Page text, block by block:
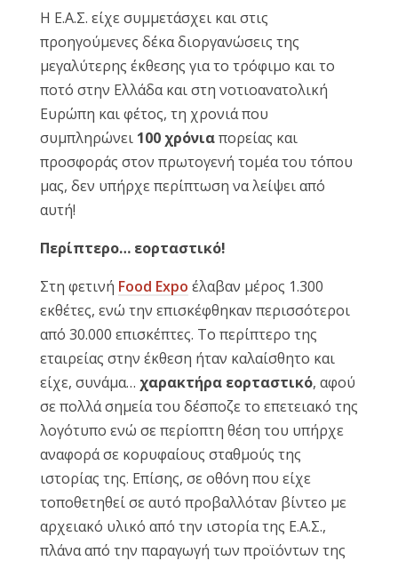
font_download
Επισήμανση συνδέσμων
Reset
all
options
cached
Η Ε.Α.Σ. είχε συμμετάσχει και στις
προηγούμενες δέκα διοργανώσεις της
μεγαλύτερης έκθεσης για το τρόφιμο και το
ποτό στην Ελλάδα και στη νοτιοανατολική
Ευρώπη και φέτος, τη χρονιά που
συμπληρώνει 100 χρόνιαπορείας και
προσφοράς στον πρωτογενή τομέα του τόπου
μας, δεν υπήρχε περίπτωση να λείψει από
αυτή!
Περίπτερο… εορταστικό!
Στη φετινή Food Expo έλαβαν μέρος 1.300
εκθέτες, ενώ την επισκέφθηκαν περισσότεροι
από 30.000 επισκέπτες. Το περίπτερο της
εταιρείας στην έκθεση ήταν καλαίσθητο και
είχε, συνάμα… χαρακτήρα εορταστικό, αφού
σε πολλά σημεία του δέσποζε το επετειακό της
λογότυπο ενώ σε περίοπτη θέση του υπήρχε
αναφορά σε κορυφαίους σταθμούς της
ιστορίας της. Επίσης, σε οθόνη που είχε
τοποθετηθεί σε αυτό προβαλλόταν βίντεο με
αρχειακό υλικό από την ιστορία της Ε.Α.Σ.,
πλάνα από την παραγωγή των προϊόντων της